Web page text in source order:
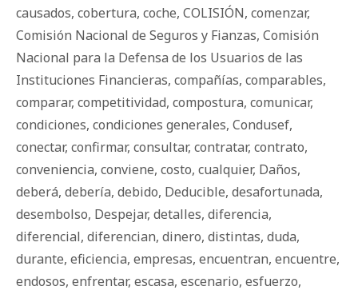
causados, cobertura, coche, COLISIÓN, comenzar,
Comisión Nacional de Seguros y Fianzas, Comisión
Nacional para la Defensa de los Usuarios de las
Instituciones Financieras, compañías, comparables,
comparar, competitividad, compostura, comunicar,
condiciones, condiciones generales, Condusef,
conectar, confirmar, consultar, contratar, contrato,
conveniencia, conviene, costo, cualquier, Daños,
deberá, debería, debido, Deducible, desafortunada,
desembolso, Despejar, detalles, diferencia,
diferencial, diferencian, dinero, distintas, duda,
durante, eficiencia, empresas, encuentran, encuentre,
endosos, enfrentar, escasa, escenario, esfuerzo,